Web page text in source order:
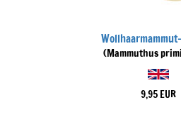
(Mammuthus
9,95 EUR